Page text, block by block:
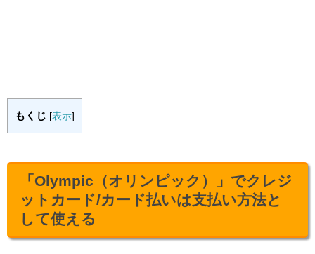
もくじ [表示]
「Olympic（オリンピック）」でクレジ
ットカード/カード払いは支払い方法と
して使える